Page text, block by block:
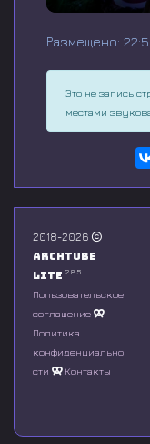
e
o
o
c
n
d
Размещено:
Это не запись
местами
2018-2026
Archtube
Lite 2.8.5
Пользовательское
соглашение
Политика
конфиденциально
сти
Контакты